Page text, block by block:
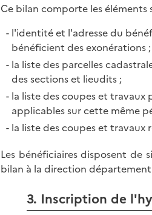
Ce bilan comporte les éléments
l'identité et l'adresse du
bénéficient des exonérations ;
la liste des parcelles
des sections et lieudits ;
la liste des coupes et travaux
applicables sur cette même
la liste des coupes et travaux
Les bénéficiaires disposent de
bilan à la direction
3. Inscription de